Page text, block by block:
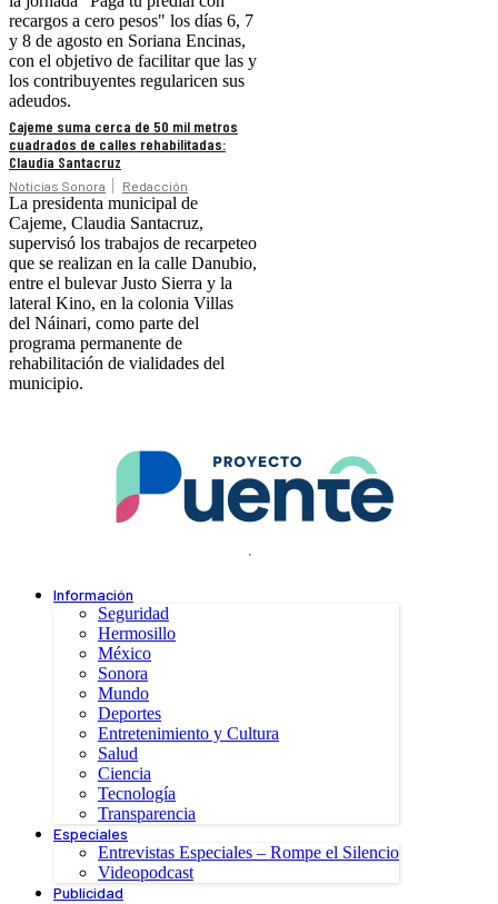
recargos a cero pesos" los días 6, 7
y 8 de agosto en Soriana Encinas,
con el objetivo de facilitar que las y
los contribuyentes regularicen sus
adeudos.
Cajeme suma cerca de 50 mil metros
cuadrados de calles rehabilitadas:
Claudia Santacruz
Noticias Sonora Redacción
La presidenta municipal de
Cajeme, Claudia Santacruz,
supervisó los trabajos de recarpeteo
que se realizan en la calle Danubio,
entre el bulevar Justo Sierra y la
lateral Kino, en la colonia Villas
del Náinari, como parte del
programa permanente de
rehabilitación de vialidades del
municipio.
.
Información
Seguridad
Hermosillo
México
Sonora
Mundo
Deportes
Entretenimiento y Cultura
Salud
Ciencia
Tecnología
Transparencia
Especiales
Entrevistas Especiales – Rompe el Silencio
Videopodcast
Publicidad